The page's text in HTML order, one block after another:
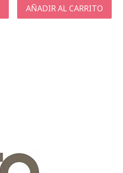
AÑADIR AL CARRITO